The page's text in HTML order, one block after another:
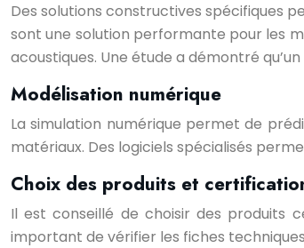
Des solutions constructives spécifiques
sont une solution performante pour les
acoustiques. Une étude a démontré
Modélisation numérique
La simulation numérique permet de
matériaux. Des logiciels spécialisés
Choix des produits et
Il est conseillé de choisir des produits
important de vérifier les fiches